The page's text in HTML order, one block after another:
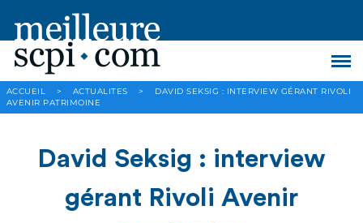
ACCUEIL > ACTUALITES >
DAVID SEKSIG : INTERVIEW GÉRANT RIVOLI
AVENIR PATRIMOINE
David Seksig : interview
gérant Rivoli Avenir